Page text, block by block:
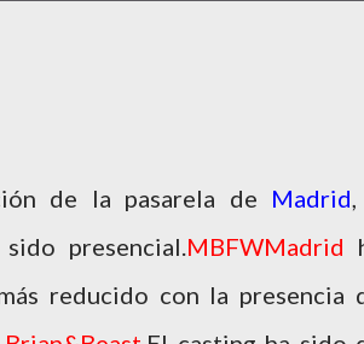
de la pasarela de Madrid
presencial.MBFWMadrid
reducido con la presencia